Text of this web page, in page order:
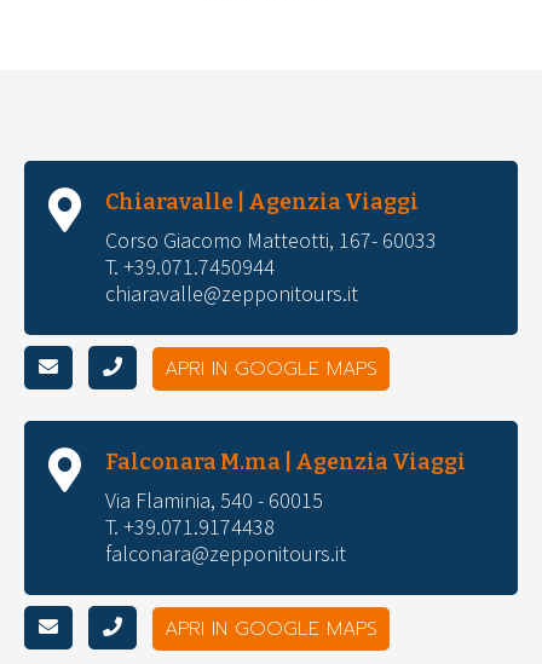
Chiaravalle | Agenzia Viaggi
Corso Giacomo Matteotti, 167- 60033
T. +39.071.7450944
chiaravalle@zepponitours.it
APRI IN GOOGLE MAPS
Falconara M.ma | Agenzia Viaggi
Via Flaminia, 540 - 60015
T. +39.071.9174438
falconara@zepponitours.it
APRI IN GOOGLE MAPS